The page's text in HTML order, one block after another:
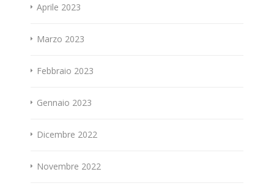
Aprile 2023
Marzo 2023
Febbraio 2023
Gennaio 2023
Dicembre 2022
Novembre 2022